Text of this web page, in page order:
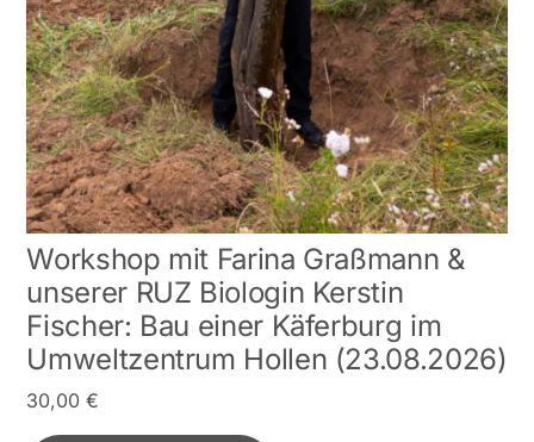
Workshop mit Farina Graßmann &
unserer RUZ Biologin Kerstin
Fischer: Bau einer Käferburg im
Umweltzentrum Hollen (23.08.2026)
30,00€